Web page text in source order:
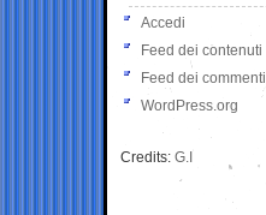
Accedi
Feed dei contenuti
Feed dei commenti
WordPress.org
Credits: G.I